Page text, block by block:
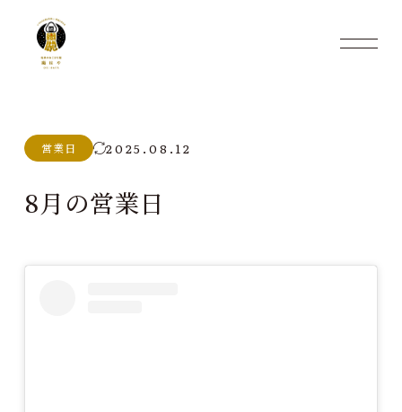
営業日 2025.08.12
8月の営業日